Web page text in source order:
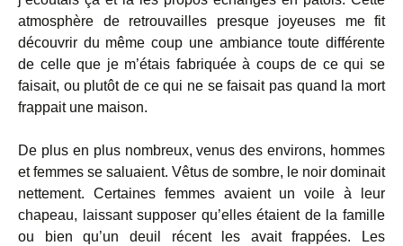
atmosphère de retrouvailles presque joyeuses me fit
découvrir du même coup une ambiance toute différente
de celle que je m’étais fabriquée à coups de ce qui se
faisait, ou plutôt de ce qui ne se faisait pas quand la mort
frappait une maison.
De plus en plus nombreux, venus des environs, hommes
et femmes se saluaient. Vêtus de sombre, le noir dominait
nettement. Certaines femmes avaient un voile à leur
chapeau, laissant supposer qu’elles étaient de la famille
ou bien qu’un deuil récent les avait frappées. Les